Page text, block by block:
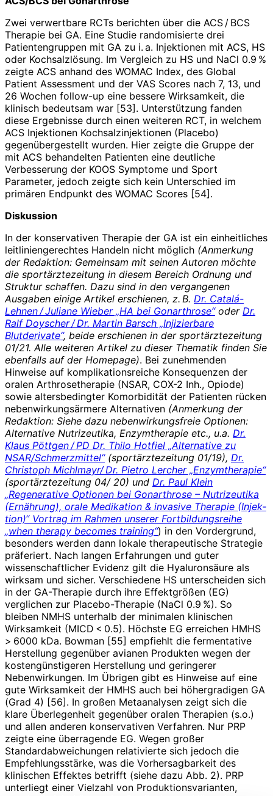
Zwei verwertbare RCTs berichten über die ACS / BCS
Therapie bei GA. Eine Studie randomisierte drei
Patientengruppen mit GA zu i. a. Injektionen mit ACS, HS
oder Kochsalzlösung. Im Vergleich zu HS und NaCl 0.9 %
zeigte ACS anhand des WOMAC Index, des Global
Patient Assessment und der VAS Scores nach 7, 13, und
26 Wochen follow-up eine bessere Wirksamkeit, die
klinisch bedeutsam war [53]. Unterstützung fanden
diese Ergebnisse durch einen weiteren RCT, in welchem
ACS Injektionen Kochsalzinjektionen (Placebo)
gegenübergestellt wurden. Hier zeigte die Gruppe der
mit ACS behandelten Patienten eine deutliche
Verbesserung der KOOS Symptome und Sport
Parameter, jedoch zeigte sich kein Unterschied im
primären Endpunkt des WOMAC Scores [54].
Diskussion
In der konservativen Therapie der GA ist ein einheitliches
leitliniengerechtes Handeln nicht möglich (Anmerkung
der Redaktion: Gemeinsam mit seinen Autoren möchte
die sportärztezeitung in diesem Bereich Ordnung und
Struktur schaffen. Dazu sind in den vergangenen
Ausgaben einige Artikel erschienen, z. B. Dr. Catalá-
Lehnen / Juliane Wieber „HA bei Gonarthrose“oder Dr.
Ralf Doyscher / Dr. Martin Barsch „Injizierbare
Blutderivate“, beide erschienen in der sportärztezeitung
01/21. Alle weiteren Artikel zu dieser Thematik finden Sie
ebenfalls auf der Homepage). Bei zunehmenden
Hinweise auf kom­plikationsreiche Konsequenzen der
oralen Arthrosetherapie (NSAR, COX-2 Inh., Opiode)
sowie altersbedingter Komorbidität der Patienten rücken
nebenwirkungsärmere Alternativen (Anmerkung der
Redaktion: Siehe dazu nebenwirkungsfreie Optionen:
Alternative Nutrizeutika, Enzymtherapie etc., u.a. Dr.
Klaus Pöttgen / PD Dr. Thilo Hotfiel „Alternative zu
NSAR/Schmerzmittel“(sportärztezeitung 01/19), Dr.
Christoph Michlmayr/ Dr. Pietro Lercher „Enzymtherapie“
(sportärztezeitung 04/ 20) und Dr. Paul Klein
„Regenerative Optionen bei Gonarthrose – Nutrizeutika
(Ernährung), orale Medikation & invasive Therapie (Injek­
tion)“ Vortrag im Rahmen unserer Fortbildungsreihe
„when therapy becomes training“) in den Vordergrund,
besonders werden dann lokale therapeutische Strategie
präferiert. Nach langen Erfahrungen und guter
wissenschaftlicher Evidenz gilt die Hyaluronsäure als
wirksam und sicher. Verschiedene HS unterscheiden sich
in der GA-Therapie durch ihre Effektgrößen (EG)
verglichen zur Placebo-­Therapie (NaCl 0.9 %). So
bleiben NMHS unterhalb der minimalen klinischen
Wirksamkeit (MICD < 0.5). Höchste EG erreichen HMHS
> 6000 kDa. Bowman [55] empfiehlt die fermentative
Herstellung gegenüber avianen Produkten wegen der
kostengünstigeren Herstellung und geringerer
Nebenwirkungen. Im Übrigen gibt es Hinweise auf eine
gute Wirksamkeit der HMHS auch bei höhergradigen GA
(Grad 4) [56]. In großen Metaanalysen zeigt sich die
klare Überlegenheit gegenüber oralen Therapien (s.o.)
und allen anderen konservativen Verfahren. Nur PRP
zeigte eine überragende EG. Wegen großer
Standardabweichungen relativierte sich jedoch die
Empfehlungsstärke, was die Vorhersagbarkeit des
klinischen Effektes betrifft (siehe dazu Abb. 2). PRP
unterliegt einer Vielzahl von Produktionsvarianten,